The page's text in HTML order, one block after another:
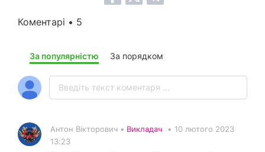
Коментарі • 5
За популярністю За порядком
Антон Вікторович • Викладач • 10 лютого 2023
13:23